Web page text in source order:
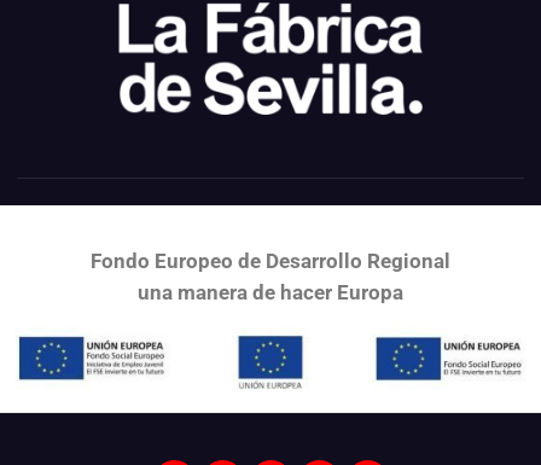
Fondo Europeo de Desarrollo Regional
una manera de hacer Europa